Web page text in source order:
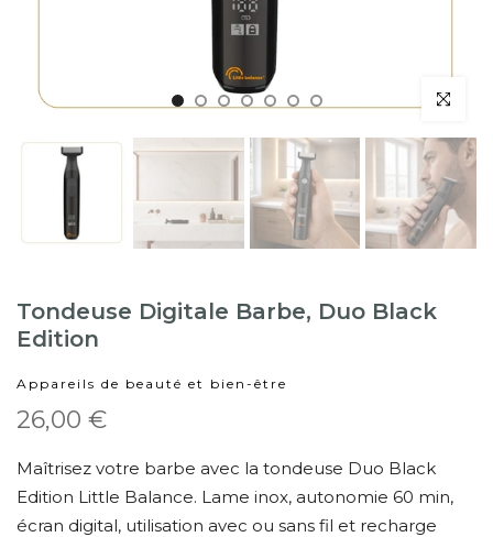
Tondeuse Digitale Barbe, Duo Black
Edition
Appareils de beauté et bien-être
26,00 €
Maîtrisez votre barbe avec la tondeuse Duo Black
Edition Little Balance. Lame inox, autonomie 60 min,
écran digital, utilisation avec ou sans fil et recharge